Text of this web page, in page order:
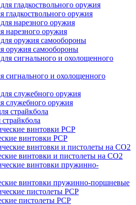
гладкоствольного оружия
нарезного оружия
оружия самообороны
сигнального и охолощенного
служебного оружия
винтовки PCP
винтовки и пистолеты на CO2
винтовки пружинно-поршневые
пистолеты PCP